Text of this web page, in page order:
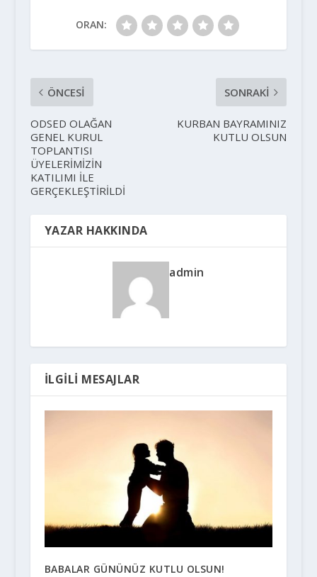
ORAN:
ÖNCESI
ODSED OLAĞAN
GENEL KURUL
TOPLANTISI
ÜYELERİMİZİN
KATILIMI İLE
GERÇEKLEŞTİRİLDİ
SONRAKI
KURBAN BAYRAMINIZ
KUTLU OLSUN
YAZAR HAKKINDA
admin
İLGILI MESAJLAR
BABALAR GÜNÜNÜZ KUTLU OLSUN!